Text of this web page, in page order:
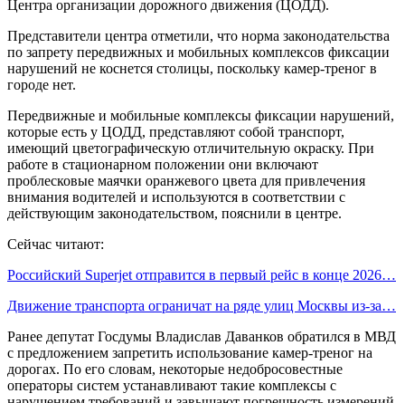
Центра организации дорожного движения (ЦОДД).
Представители центра отметили, что норма законодательства
по запрету передвижных и мобильных комплексов фиксации
нарушений не коснется столицы, поскольку камер-треног в
городе нет.
Передвижные и мобильные комплексы фиксации нарушений,
которые есть у ЦОДД, представляют собой транспорт,
имеющий цветографическую отличительную окраску. При
работе в стационарном положении они включают
проблесковые маячки оранжевого цвета для привлечения
внимания водителей и используются в соответствии с
действующим законодательством, пояснили в центре.
Сейчас читают:
Российский Superjet отправится в первый рейс в конце 2026…
Движение транспорта ограничат на ряде улиц Москвы из-за…
Ранее депутат Госдумы Владислав Даванков обратился в МВД
с предложением запретить использование камер-треног на
дорогах. По его словам, некоторые недобросовестные
операторы систем устанавливают такие комплексы с